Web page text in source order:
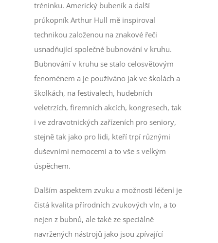
tréninku. Americký bubeník a další
průkopník Arthur Hull mě inspiroval
technikou založenou na znakové řeči
usnadňující společné bubnování v kruhu.
Bubnování v kruhu se stalo celosvětovým
fenoménem a je používáno jak ve školách a
školkách, na festivalech, hudebních
veletrzích, firemních akcích, kongresech, tak
i ve zdravotnických zařízeních pro seniory,
stejně tak jako pro lidi, kteří trpí různými
duševními nemocemi a to vše s velkým
úspěchem.
Dalším aspektem zvuku a možnosti léčení je
čistá kvalita přírodních zvukových vln, a to
nejen z bubnů, ale také ze speciálně
navržených nástrojů jako jsou zpívající